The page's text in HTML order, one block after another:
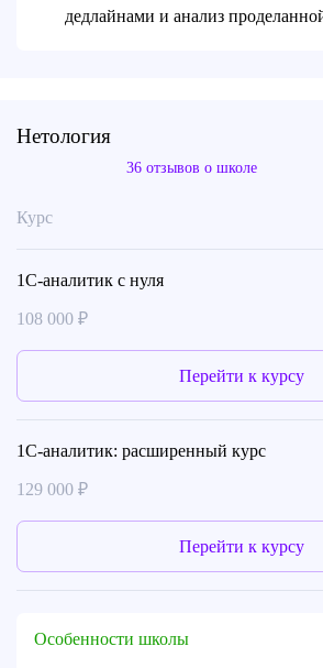
дедлайнами и анализ
Нетология
36 отзывов о школе
Курс
1С-аналитик с нуля
108 000 ₽
Перейти к курсу
1С-аналитик: расширенный курс
129 000 ₽
Перейти к курсу
Особенности школы